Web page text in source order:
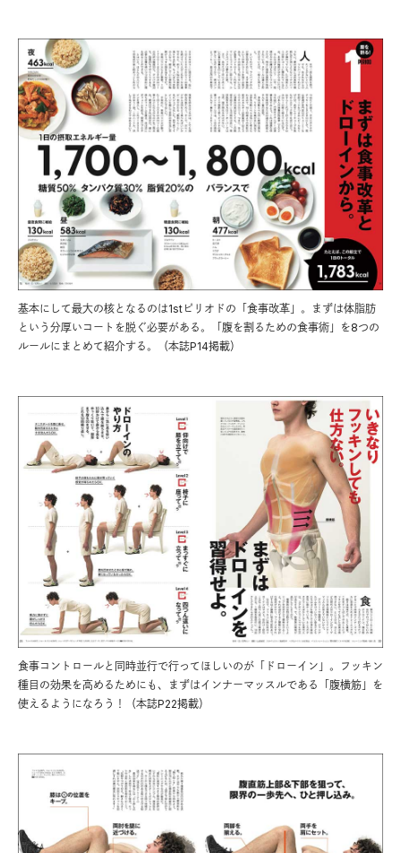
基本にして最大の核となるのは1stピリオドの「食事改革」。まずは体脂肪
という分厚いコートを脱ぐ必要がある。「腹を割るための食事術」を8つの
ルールにまとめて紹介する。（本誌P14掲載）
食事コントロールと同時並行で行ってほしいのが「ドローイン」。フッキン
種目の効果を高めるためにも、まずはインナーマッスルである「腹横筋」を
使えるようになろう！（本誌P22掲載）